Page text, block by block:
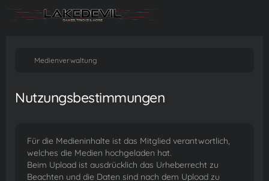
Medienverwaltung
Nutzungsbestimmungen
Für die Medieninhalte ist das Mitglied verantwortlich,
welches die Medien hochgeladen hat.
Beim Upload ist ausdrücklich das Urheberrecht zu
Beachten und die Daten sind nach dem Upload zu